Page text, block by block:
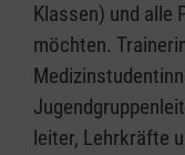
Klassen) und alle
möchten.
leiter, Lehrkräfte